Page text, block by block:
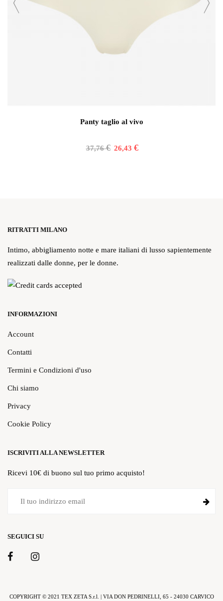
Panty taglio al vivo
37,76€ 26,43 €
RITRATTI MILANO
Intimo, abbigliamento notte e mare italiani di lusso sapientemente
realizzati dalle donne, per le donne.
INFORMAZIONI
Account
Contatti
Termini e Condizioni d'uso
Chi siamo
Privacy
Cookie Policy
ISCRIVITI ALLA NEWSLETTER
Ricevi 10€ di buono sul tuo primo acquisto!
SEGUICI SU
COPYRIGHT © 2021 TEX ZETA S.r.l. | VIA DON PEDRINELLI, 65 - 24030 CARVICO